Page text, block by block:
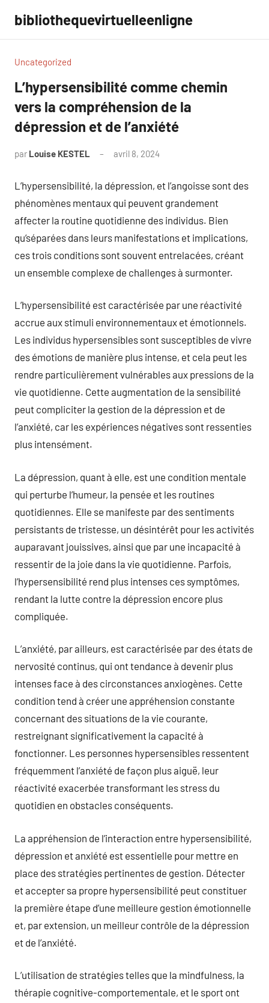
contenu
bibliothequevirtuelleenligne
Uncategorized
L’hypersensibilité comme chemin
vers la compréhension de la
dépression et de l’anxiété
par Louise KESTEL avril 8, 2024
L’hypersensibilité, la dépression, et l’angoisse sont des
phénomènes mentaux qui peuvent grandement
affecter la routine quotidienne des individus. Bien
qu’séparées dans leurs manifestations et implications,
ces trois conditions sont souvent entrelacées, créant
un ensemble complexe de challenges à surmonter.
L’hypersensibilité est caractérisée par une réactivité
accrue aux stimuli environnementaux et émotionnels.
Les individus hypersensibles sont susceptibles de vivre
des émotions de manière plus intense, et cela peut les
rendre particulièrement vulnérables aux pressions de la
vie quotidienne. Cette augmentation de la sensibilité
peut compliciter la gestion de la dépression et de
l’anxiété, car les expériences négatives sont ressenties
plus intensément.
La dépression, quant à elle, est une condition mentale
qui perturbe l’humeur, la pensée et les routines
quotidiennes. Elle se manifeste par des sentiments
persistants de tristesse, un désintérêt pour les activités
auparavant jouissives, ainsi que par une incapacité à
ressentir de la joie dans la vie quotidienne. Parfois,
l’hypersensibilité rend plus intenses ces symptômes,
rendant la lutte contre la dépression encore plus
compliquée.
L’anxiété, par ailleurs, est caractérisée par des états de
nervosité continus, qui ont tendance à devenir plus
intenses face à des circonstances anxiogènes. Cette
condition tend à créer une appréhension constante
concernant des situations de la vie courante,
restreignant significativement la capacité à
fonctionner. Les personnes hypersensibles ressentent
fréquemment l’anxiété de façon plus aiguë, leur
réactivité exacerbée transformant les stress du
quotidien en obstacles conséquents.
La appréhension de l’interaction entre hypersensibilité,
dépression et anxiété est essentielle pour mettre en
place des stratégies pertinentes de gestion. Détecter
et accepter sa propre hypersensibilité peut constituer
la première étape d’une meilleure gestion émotionnelle
et, par extension, un meilleur contrôle de la dépression
et de l’anxiété.
L’utilisation de stratégies telles que la mindfulness, la
thérapie cognitive-comportementale, et le sport ont